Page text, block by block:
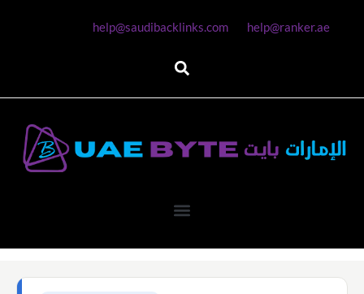
help@ranker.ae
help@saudibacklinks.com